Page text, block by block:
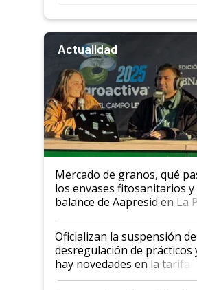
Actualidad
Mercado de granos, qué
los envases fitosanitarios y
balance de Aapresid en La
Oficializan la suspensión
desregulación de prácticos
hay novedades en la tarifa de
la hidrovía